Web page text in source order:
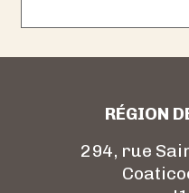
RÉGION
294, rue